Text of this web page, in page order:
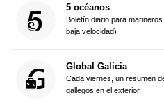
5 océanos
Boletín diario para
baja velocidad)
Global Galicia
Cada viernes, un resumen
gallegos en el exterior